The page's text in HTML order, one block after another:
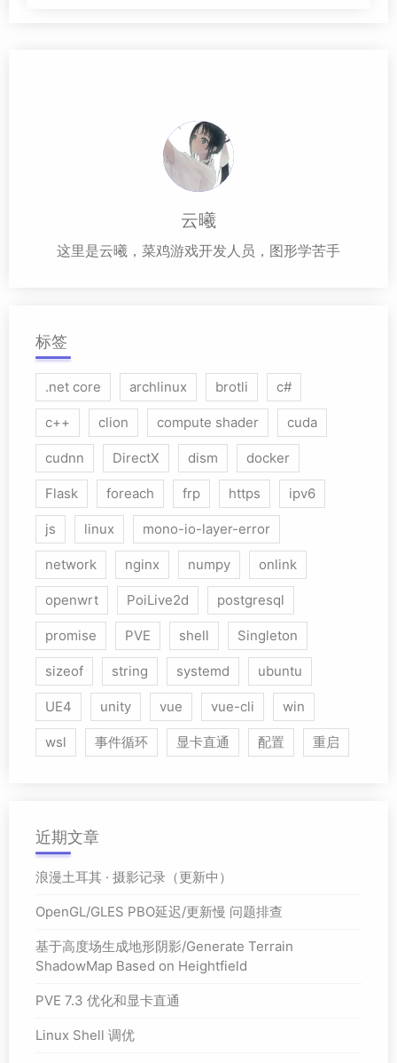
云曦
这里是云曦，菜鸡游戏开发人员，图形学苦手
标签
.net core archlinux brotli c#
c++ clion compute shader cuda
cudnn DirectX dism docker
Flask foreach frp https ipv6
js linux mono-io-layer-error
network nginx numpy onlink
openwrt PoiLive2d postgresql
promise PVE shell Singleton
sizeof string systemd ubuntu
UE4 unity vue vue-cli win
wsl 事件循环 显卡直通 配置 重启
近期文章
浪漫土耳其 · 摄影记录（更新中）
OpenGL/GLES PBO延迟/更新慢 问题排查
基于高度场生成地形阴影/Generate Terrain
ShadowMap Based on Heightfield
PVE 7.3 优化和显卡直通
Linux Shell 调优